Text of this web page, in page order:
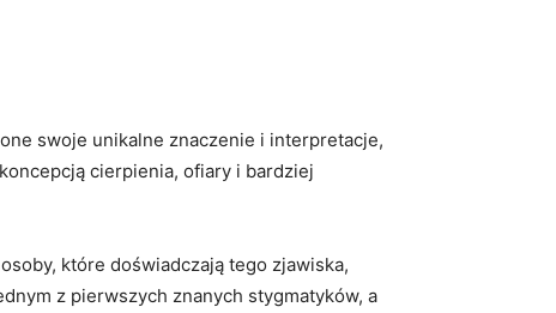
swoje unikalne znaczenie i interpretacje,
cierpienia, ofiary i bardziej
które doświadczają tego ‍zjawiska,
z pierwszych znanych stygmatyków, a